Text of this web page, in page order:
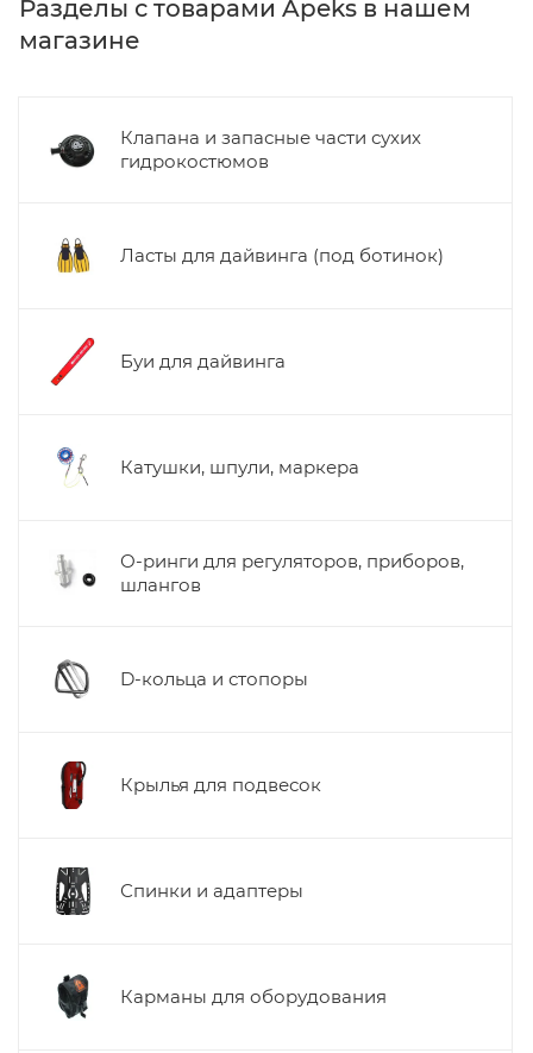
Разделы с товарами Apeks в нашем
магазине
Клапана и запасные части сухих
гидрокостюмов
Ласты для дайвинга (под ботинок)
Буи для дайвинга
Катушки, шпули, маркера
О-ринги для регуляторов, приборов,
шлангов
D-кольца и стопоры
Крылья для подвесок
Спинки и адаптеры
Карманы для оборудования